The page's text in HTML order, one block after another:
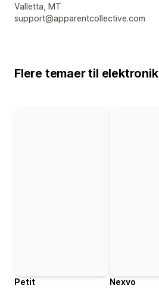
Se kontaktoplysninger
Valletta, MT
support@apparentcollective.com
Flere temaer til elektronik
Petit
Nexvo